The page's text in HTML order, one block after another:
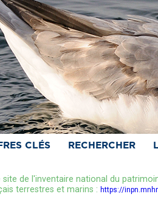
CLÉS RECHERCHER
de l'inventaire national du
terrestres et marins : https://